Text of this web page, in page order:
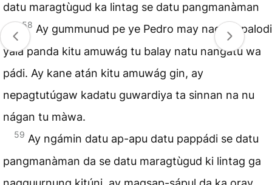
datu maragtùgud ka lintag se datu pangmanàman
da. 58 Ay gummunud pe ye Pedro may nagpal-palodi
yala panda kitu amuwág tu balay natu nangátu wa
pádi. Ay kane atán kitu amuwág gin, ay
nepagtutúgaw kadatu guwardiya ta sinnan na nu
nágan tu màwa.
59 Ay ngámin datu ap-apu datu pappádi se datu
pangmanàman da se datu maragtùgud ki lintag ga